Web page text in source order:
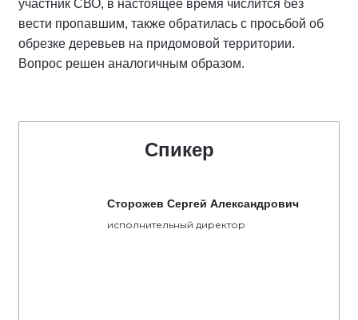
участник СВО, в настоящее время числится без
вести пропавшим, также обратилась с просьбой об
обрезке деревьев на придомовой территории.
Вопрос решен аналогичным образом.
Спикер
Сторожев Сергей Александрович
исполнительный директор